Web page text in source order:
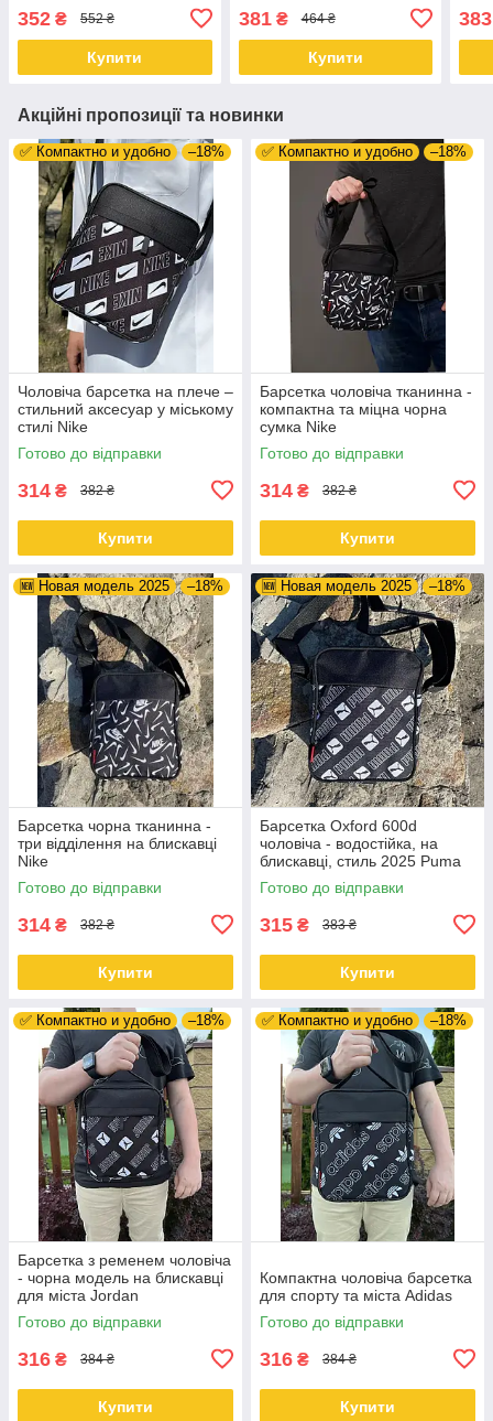
352 ₴ 552 ₴
Купити
381₴ 464 ₴
Купити
383
Акційні пропозиції та новинки
✅ Компактно и удобно –18%
Чоловіча барсетка на плече –
стильний аксесуар у міському
стилі Nike
Готово до відправки
314 ₴ 382 ₴
Купити
✅ Компактно и удобно –18%
Барсетка чоловіча тканинна -
компактна та міцна чорна
сумка Nike
Готово до відправки
314 ₴ 382 ₴
Купити
🆕 Новая модель 2025 –18%
Барсетка чорна тканинна -
три відділення на блискавці
Nike
Готово до відправки
314 ₴ 382 ₴
Купити
🆕 Новая модель 2025 –18%
Барсетка Oxford 600d
чоловіча - водостійка, на
блискавці, стиль 2025 Puma
Готово до відправки
315 ₴ 383 ₴
Купити
✅ Компактно и удобно –18%
Барсетка з ременем чоловіча
- чорна модель на блискавці
для міста Jordan
Готово до відправки
316 ₴ 384 ₴
Купити
✅ Компактно и удобно –18%
Компактна чоловіча барсетка
для спорту та міста Adidas
Готово до відправки
316 ₴ 384 ₴
Купити